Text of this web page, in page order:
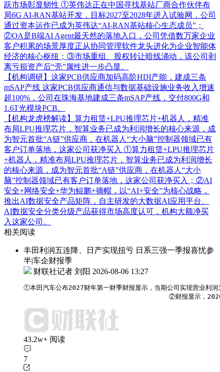
跃市场彰显韧性 ①英伟达正在中国寻找基站厂商合作伙伴布
局6G AI-RAN基站开发，目标2027至2028年进入试验网，公司
通过资本运作已成为英伟达“AI-RAN基站核心生态成员”；
②OA是B端AI Agent最天然的落地入口，公司凭借数万家企业
客户积累的场景厚度正从协同管理软件龙头进化为企业智能体
经济的核心枢纽；③市场重组、股权转让暗线涌动，该公司剥
离亏损资产后“壳”属性进一步凸显。
【机构调研】这家PCB供应商加码高阶HDI产能，建成三条
mSAP产线 这家PCB供应商通信与数据基础设施业务收入增速
超100%，公司在珠海基地建成三条mSAP产线，交付800G和
1.6T光模块PCB。
【机构龙虎榜解读】算力租赁+LPU推理芯片+机器人，精准
布局LPU推理芯片，智算业务已成为利润增长的核心来源，成
为智元首批“A链”供应商，在机器人“大小脑”控制器领域已有
客户订单落地，这家公司获净买入 ①算力租赁+LPU推理芯片
+机器人，精准布局LPU推理芯片，智算业务已成为利润增长
的核心来源，成为智元首批“A链”供应商，在机器人“大小
脑”控制器领域已有客户订单落地，这家公司获净买入；②AI
安全+网络安全+华为鲲鹏+摘帽，以“AI+安全”为核心战略，
推出AI数据安全产品矩阵，自主研发的大数据AI应用平台、
AI数据安全分类分级产品获得市场高度认可，机构大额净买
入这家公司。
相关阅读
丰田利润五连降、日产实现扭亏 日系三强一季报喜忧参
半|车企财报季
财联社记者 刘阳 2026-08-06 13:27
①本田汽车公布2027财年第一财季财报显示，当期公司实现营业
②财报显示，2026年
43.2w+ 阅读
7